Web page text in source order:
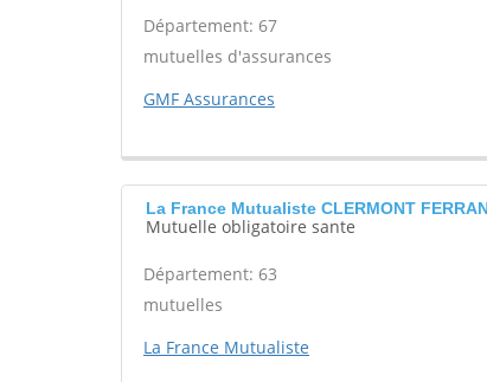
Département: 67
mutuelles d'assurances
GMF Assurances
La France Mutualiste CLERMONT
Mutuelle obligatoire sante
Département: 63
mutuelles
La France Mutualiste